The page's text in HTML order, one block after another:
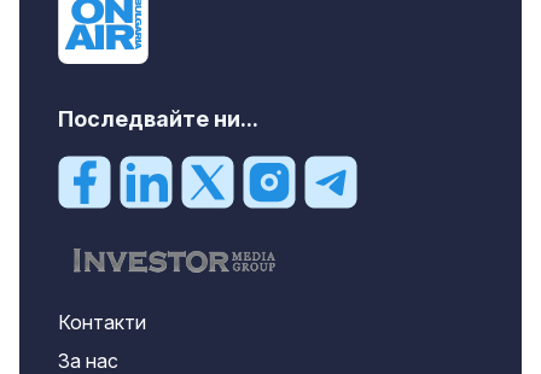
Последвайте ни...
Контакти
За нас